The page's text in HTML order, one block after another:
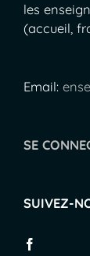
les
(accueil,
Email:
SE
SUIVEZ-